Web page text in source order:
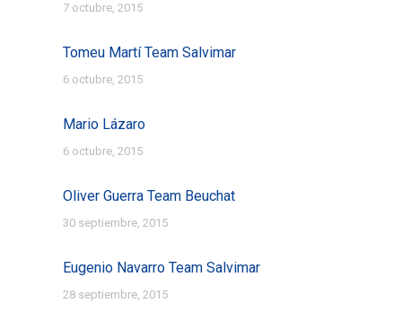
7 octubre, 2015
Tomeu Martí Team Salvimar
6 octubre, 2015
Mario Lázaro
6 octubre, 2015
Oliver Guerra Team Beuchat
30 septiembre, 2015
Eugenio Navarro Team Salvimar
28 septiembre, 2015